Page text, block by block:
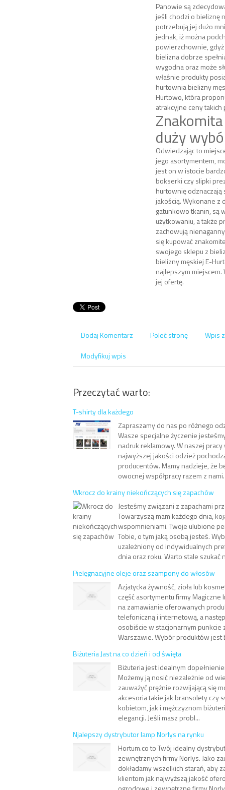
Panowie są
jeśli chodzi o bieliznę
potrzebują jej dużo
jednak, iż można
powierzchownie,
bielizna dobrze
wygodna oraz może
właśnie produkty
hurtownia bielizny
Hurtowo, która
atrakcyjne ceny
duży
Odwiedzając to
jego asortymentem,
jest on w istocie
bokserki czy slipki
hurtownię
jakością. Wykonane z
gatunkowo tkanin, są
użytkowaniu, a także
zachowują
się kupować
swojego sklepu z
bielizny męskiej E-
najlepszym
jej ofertę.
Dodaj Komentarz Poleć stronę
Wpis
Modyfikuj wpis
Przeczytać warto:
T-shirty dla każdego
Zapraszamy do nas po różnego
Wasze specjalne życzenie
nadruk reklamowy. W naszej
najwyższej jakości odzież
producentów. Mamy nadzieje, że
owocnej współpracy razem z nami.
Wkrocz do krainy niekończących się zapachów
Jesteśmy związani z zapachami
Towarzyszą mam każdego dnia,
wspomnieniami. Twoje ulubione
Tobie, o tym jaką osobą jesteś.
uzależniony od indywidualnych
dnia oraz roku. Warto stale szukać
Pielęgnacyjne oleje oraz szampony do włosów
Azjatycka żywność, zioła lub
część asortymentu firmy Magiczne
na zamawianie oferowanych
telefoniczną i internetową, a
osobiście w stacjonarnym punkcie
Warszawie. Wybór produktów
Biżuteria Jast na co dzień i od święta
Biżuteria jest idealnym
Możemy ją nosić niezależnie od
zauważyć prężnie rozwijającą się
akcesoria takie jak bransolety czy
kobietom, jak i mężczyznom
elegancji. Jeśli masz probl...
Njalepszy dystrybutor lamp Norlys na rynku
Hortum.co to Twój idealny
zewnętrznych firmy Norlys. Jako
dokładamy wszelkich starań, aby
klientom jak najwyższą jakość